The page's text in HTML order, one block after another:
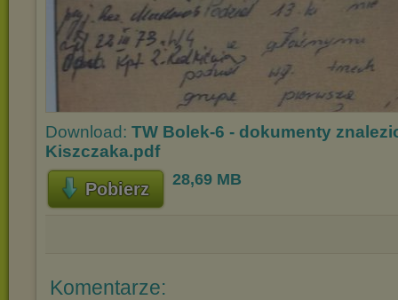
Download: TW Bolek-6 - dokumenty
Kiszczaka.pdf
Pobierz 28,69 MB
Komentarze: